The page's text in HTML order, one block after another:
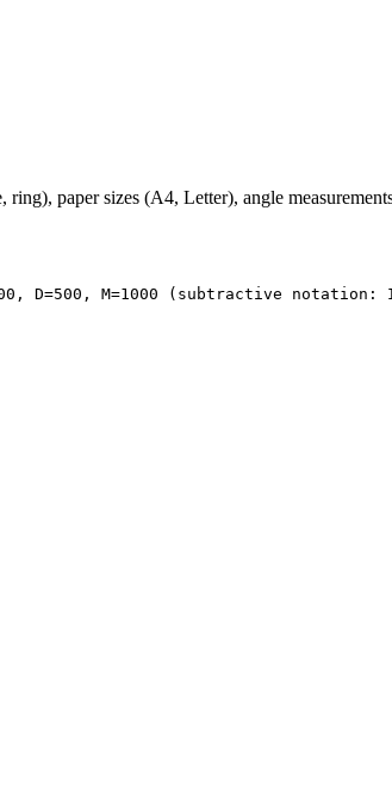
paper sizes (A4, Letter), angle
D=500, M=1000 (subtractive